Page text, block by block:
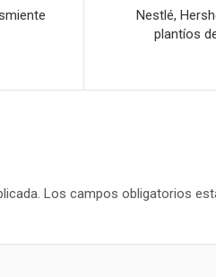
Nestlé,
plantíos
Los campos obligatorios